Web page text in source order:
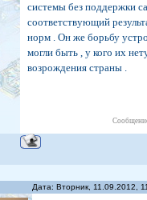
системы без поддержки
соответствующий
норм . Он же борьбу
могли быть , у кого их
возрождения страны .
Дата: Вторник, 11.09.2012,